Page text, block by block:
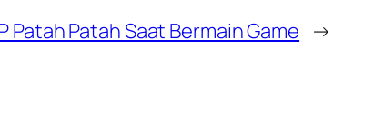
Patah Patah Saat Bermain Game →